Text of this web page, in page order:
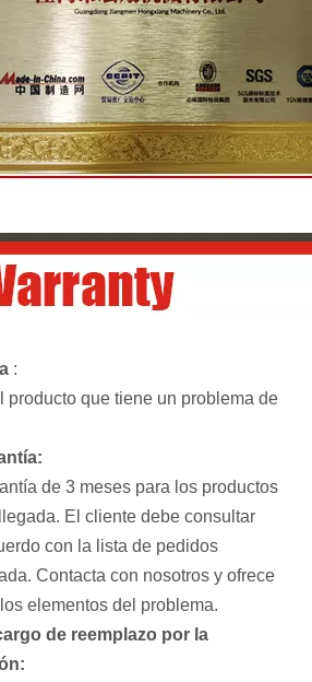
:
producto que tiene un problema de
de 3 meses para los productos
El cliente debe consultar
con la lista de pedidos
Contacta con nosotros y ofrece
elementos del problema.
de reemplazo por la